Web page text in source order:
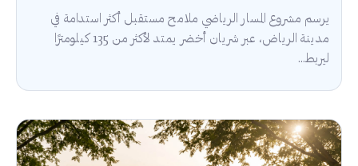
يرسم مشروع المسار الرياضي ملامح مستقبل أكثر استدامة في
مدينة الرياض، عبر شريان أخضر يمتد لأكثر من 135 كيلومترًا
ليربط...